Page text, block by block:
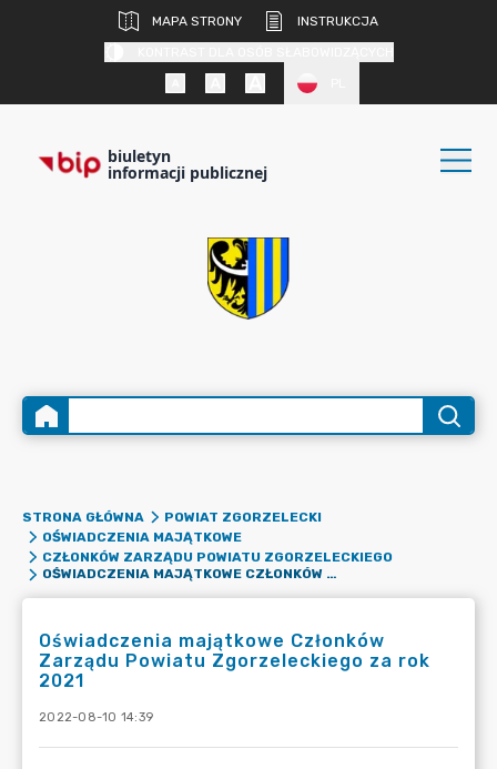
MAPA STRONY
INSTRUKCJA
biuletyn
informacji publicznej
STRONA GŁÓWNA
POWIAT ZGORZELECKI
OŚWIADCZENIA MAJĄTKOWE
CZŁONKÓW ZARZĄDU POWIATU ZGORZELECKIEGO
OŚWIADCZENIA MAJĄTKOWE CZŁONKÓW ZARZĄDU POWIATU ZGORZELECKIEGO ZA ROK 2021
Oświadczenia majątkowe Członków
Zarządu Powiatu Zgorzeleckiego za rok
2021
2022-08-10 14:39